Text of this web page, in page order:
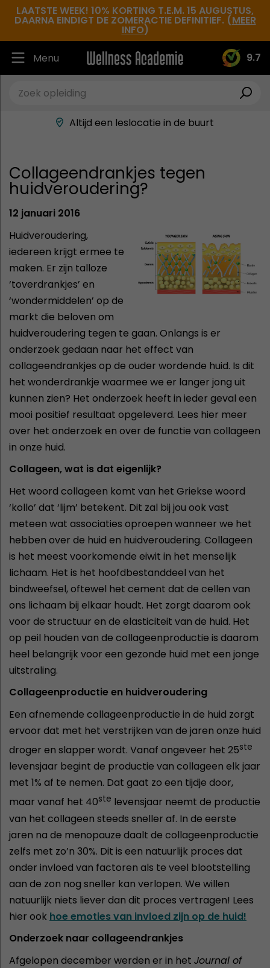
LAATSTE WEEK! 10% KORTING T.E.M. 15 AUGUSTUS,
DAARNA EINDIGT DE ZOMERACTIE DEFINITIEF. (MEER
INFO)
9.7
Menu
Ruim 30.000 tevreden studenten
Beste docenten in de branche
Altijd een leslocatie in de buurt
Collageendrankjes tegen
huidveroudering?
12 januari 2016
Huidveroudering,
iedereen krijgt ermee te
maken. Er zijn talloze
‘toverdrankjes’ en
‘wondermiddelen’ op de
markt die beloven om
huidveroudering tegen te gaan. Onlangs is er
onderzoek gedaan naar het effect van
collageendrankjes op de ouder wordende huid. Is dit
het wonderdrankje waarmee we er langer jong uit
kunnen zien? Het onderzoek heeft in ieder geval een
mooi positief resultaat opgeleverd. Lees hier meer
over het onderzoek en over de functie van collageen
in onze huid.
Collageen, wat is dat eigenlijk?
Het woord collageen komt van het Griekse woord
‘kollo’ dat ‘lijm’ betekent. Dit zal bij jou ook vast
meteen wat associaties oproepen wanneer we het
hebben over de huid en huidveroudering. Collageen
is het meest voorkomende eiwit in het menselijk
lichaam. Het is het hoofdbestanddeel van het
bindweefsel, oftewel het cement dat de cellen van
ons lichaam bij elkaar houdt. Het zorgt daarom ook
voor de structuur en de elasticiteit van de huid. Het
op peil houden van de collageenproductie is daarom
heel belangrijk voor een gezonde huid met een jonge
uitstraling.
Collageenproductie en huidveroudering
Een afnemende collageenproductie in de huid zorgt
ervoor dat met het verstrijken van de jaren onze huid
droger en slapper wordt. Vanaf ongeveer het 25ste
levensjaar begint de productie van collageen elk jaar
met 1% af te nemen. Dat gaat zo een tijdje door,
maar vanaf het 40ste levensjaar neemt de productie
van het collageen steeds sneller af. In de eerste
jaren na de menopauze daalt de collageenproductie
zelfs met zo’n 30%. Dit is een natuurlijk proces dat
onder invloed van factoren als te veel blootstelling
aan de zon nog sneller kan verlopen. We willen
natuurlijk niets liever dan dit proces vertragen! Lees
hier ook hoe emoties van invloed zijn op de huid!
Onderzoek naar collageendrankjes
Afgelopen december werden er in het Journal of